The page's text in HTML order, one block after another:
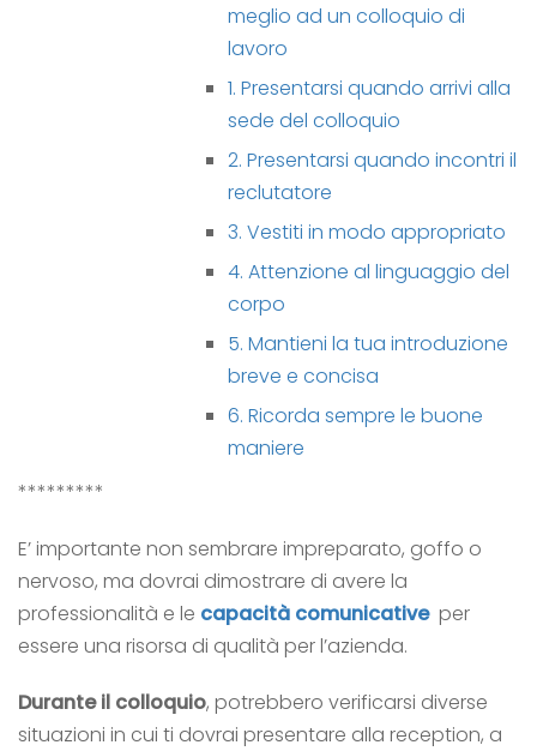
meglio ad un colloquio di
lavoro
1. Presentarsi quando arrivi alla
sede del colloquio
2. Presentarsi quando incontri il
reclutatore
3. Vestiti in modo appropriato
4. Attenzione al linguaggio del
corpo
5. Mantieni la tua introduzione
breve e concisa
6. Ricorda sempre le buone
maniere
*********
E’ importante non sembrare impreparato, goffo o
nervoso, ma dovrai dimostrare di avere la
professionalità e le capacità comunicativeper
essere una risorsa di qualità per l’azienda.
Durante il colloquio, potrebbero verificarsi diverse
situazioni in cui ti dovrai presentare alla reception, a